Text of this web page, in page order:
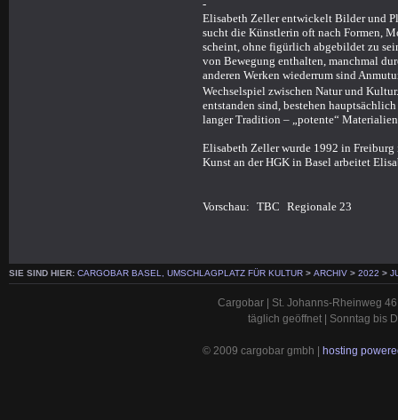
-
Elisabeth Zeller entwickelt Bilder und
sucht die Künstlerin oft nach Formen,
scheint, ohne figürlich abgebildet zu
von Bewegung enthalten, manchmal
anderen Werken wiederrum sind
Wechselspiel zwischen Natur und
entstanden sind, bestehen
langer Tradition – „potente“
Elisabeth Zeller wurde 1992 in
Kunst an der HGK in Basel arbeitet
Vorschau: TBC Regionale 23
SIE SIND HIER: CARGOBAR BASEL, UMSCHLAGPLATZ FÜR KULTUR > ARCHIV > 2022 >
Cargobar | St. Johanns-Rheinweg
täglich geöffnet | Sonntag bis
© 2009 cargobar gmbh | hosting